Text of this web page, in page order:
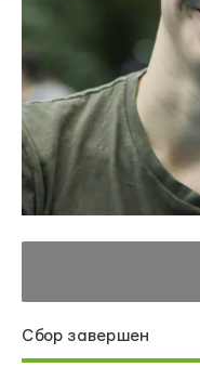
Сбор завершен